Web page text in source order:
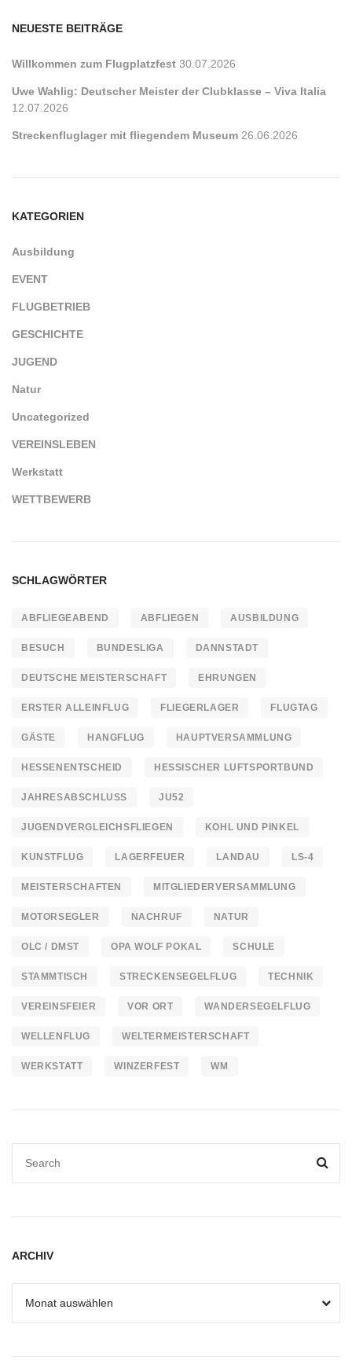
NEUESTE BEITRÄGE
Willkommen zum Flugplatzfest 30.07.2026
Uwe Wahlig: Deutscher Meister der Clubklasse – Viva Italia
12.07.2026
Streckenfluglager mit fliegendem Museum 26.06.2026
KATEGORIEN
Ausbildung
EVENT
FLUGBETRIEB
GESCHICHTE
JUGEND
Natur
Uncategorized
VEREINSLEBEN
Werkstatt
WETTBEWERB
SCHLAGWÖRTER
ABFLIEGEABEND ABFLIEGEN AUSBILDUNG
BESUCH BUNDESLIGA DANNSTADT
DEUTSCHE MEISTERSCHAFT EHRUNGEN
ERSTER ALLEINFLUG FLIEGERLAGER FLUGTAG
GÄSTE HANGFLUG HAUPTVERSAMMLUNG
HESSENENTSCHEID HESSISCHER LUFTSPORTBUND
JAHRESABSCHLUSS JU52
JUGENDVERGLEICHSFLIEGEN KOHL UND PINKEL
KUNSTFLUG LAGERFEUER LANDAU LS-4
MEISTERSCHAFTEN MITGLIEDERVERSAMMLUNG
MOTORSEGLER NACHRUF NATUR
OLC / DMST OPA WOLF POKAL SCHULE
STAMMTISCH STRECKENSEGELFLUG TECHNIK
VEREINSFEIER VOR ORT WANDERSEGELFLUG
WELLENFLUG WELTERMEISTERSCHAFT
WERKSTATT WINZERFEST WM
ARCHIV